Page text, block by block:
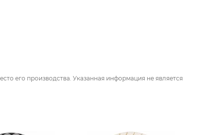
его производства. Указанная информация не является